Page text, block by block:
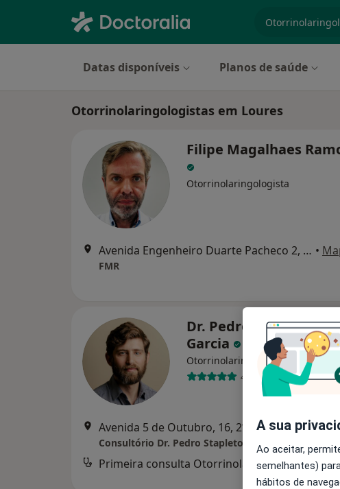
Datas disponíveis Planos de saúde
Otorrinolaringologistas em Loures
Filipe Magalhaes
Otorrinolaringologista
Avenida Engenheiro Duarte Pacheco 2, Lisboa •
FMR
Dr. Pedro Stapleton-
Garcia
Otorrinolaringologista
41 opiniões
Avenida 5 de Outubro, 16, 2ºDireito, Lisboa •
Consultório Dr. Pedro Stapleton-Garcia
Primeira consulta Otorrinolaringologia desde
A sua
Ao aceitar,
semelhantes)
hábitos de